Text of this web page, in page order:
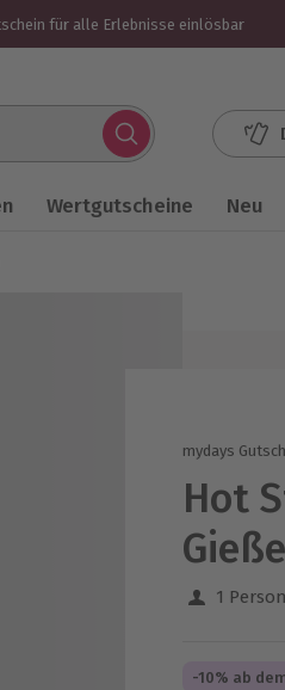
für alle Erlebnisse einlösbar
Wertgutscheine Neu
mydays
Hot
1 Person
-10% ab